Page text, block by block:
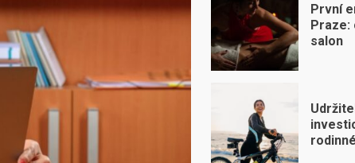
První
Praze:
salon